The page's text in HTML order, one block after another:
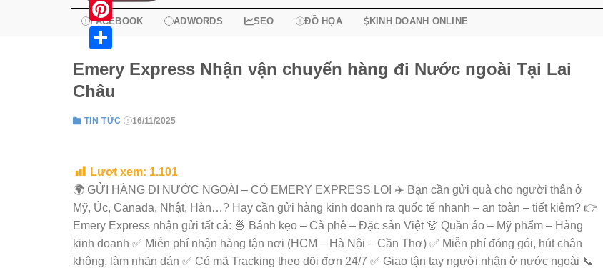
FACEBOOK ADWORDS SEO ĐỒ HỌA KINH DOANH ONLINE
Emery Express Nhận vận chuyển hàng đi Nước ngoài Tại Lai
Châu
TIN TỨC 16/11/2025
Lượt xem: 1.101
🌍 GỬI HÀNG ĐI NƯỚC NGOÀI – CÓ EMERY EXPRESS LO! ✈️ Bạn cần gửi quà cho người thân ở
Mỹ, Úc, Canada, Nhật, Hàn…? Hay cần gửi hàng kinh doanh ra quốc tế nhanh – an toàn – tiết kiệm? 👉
Emery Express nhận gửi tất cả: 🍜 Bánh kẹo – Cà phê – Đặc sản Việt 👗 Quần áo – Mỹ phẩm – Hàng
kinh doanh ✅ Miễn phí nhận hàng tận nơi (HCM – Hà Nội – Cần Thơ) ✅ Miễn phí đóng gói, hút chân
không, làm nhãn dán ✅ Có mã Tracking theo dõi đơn 24/7 ✅ Giao tận tay người nhận ở nước ngoài 📞
X
Pinterest